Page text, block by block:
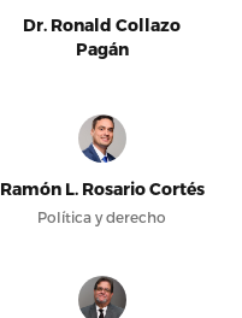
Dr. Ronald Collazo
Pagán
Ramón L. Rosario Cortés
Política y derecho